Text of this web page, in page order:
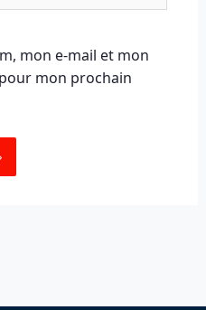
mon e-mail et mon
mon prochain